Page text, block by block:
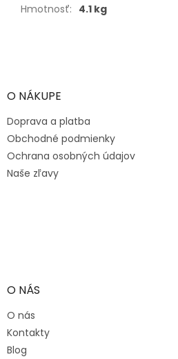
Hmotnosť: 4.1 kg
ä
e
O NÁKUPE
Doprava a platba
Obchodné podmienky
Ochrana osobných údajov
Naše zľavy
O NÁS
O nás
Kontakty
Blog